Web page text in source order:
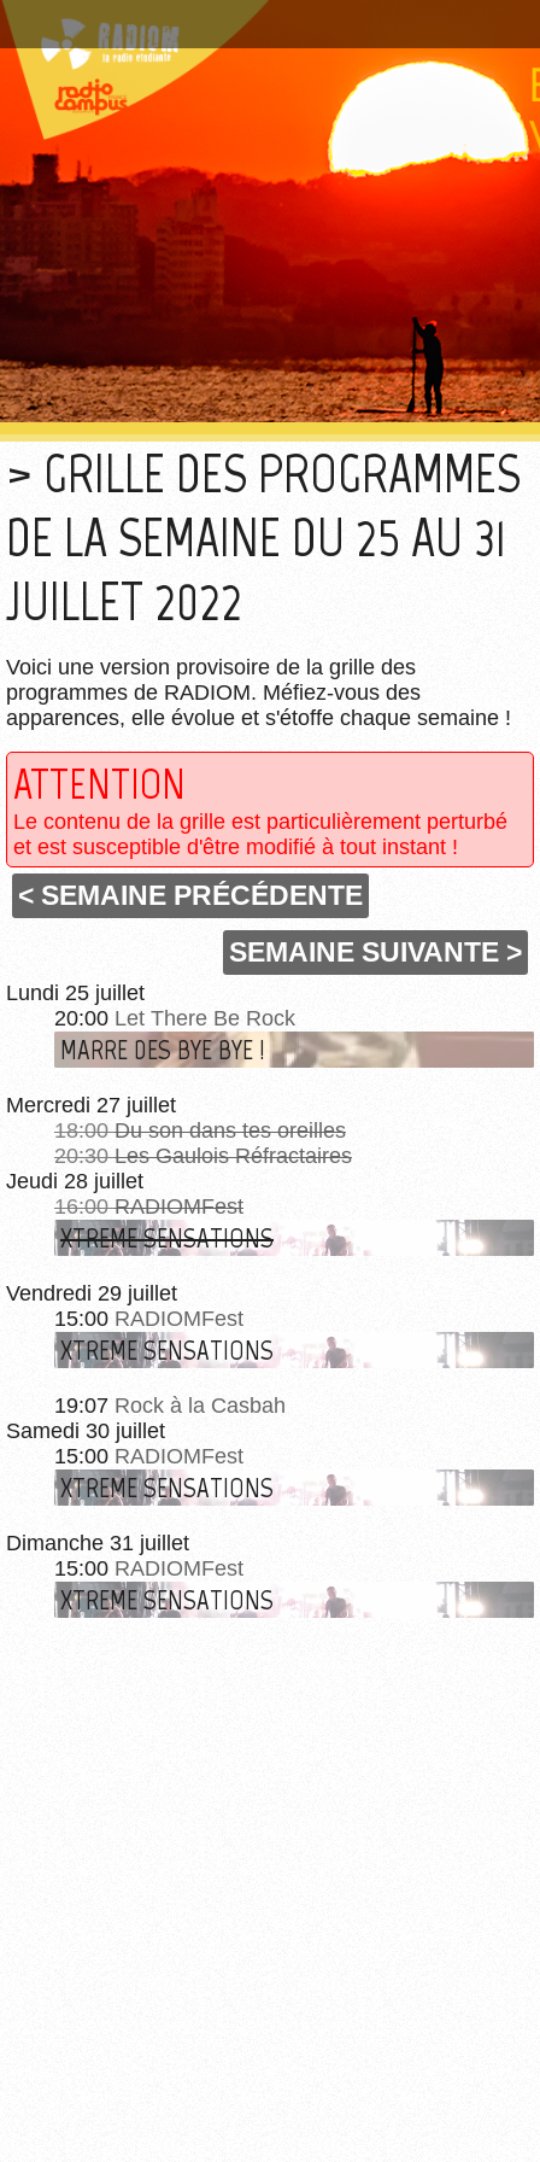
GRILLE DES PROGRAMMES
DE LA SEMAINE DU 25 AU 31
JUILLET 2022
Voici une version provisoire de la grille des
programmes de RADIOM. Méfiez-vous des
apparences, elle évolue et s'étoffe chaque semaine !
ATTENTION
Le contenu de la grille est particulièrement perturbé
et est susceptible d'être modifié à tout instant !
< SEMAINE PRÉCÉDENTE
SEMAINE SUIVANTE >
Lundi 25 juillet
20:00 Let There Be Rock
MARRE DES BYE BYE !
Mercredi 27 juillet
18:00 Du son dans tes oreilles
20:30 Les Gaulois Réfractaires
Jeudi 28 juillet
16:00 RADIOMFest
XTREME SENSATIONS
Vendredi 29 juillet
15:00 RADIOMFest
XTREME SENSATIONS
19:07 Rock à la Casbah
Samedi 30 juillet
15:00 RADIOMFest
XTREME SENSATIONS
Dimanche 31 juillet
15:00 RADIOMFest
XTREME SENSATIONS